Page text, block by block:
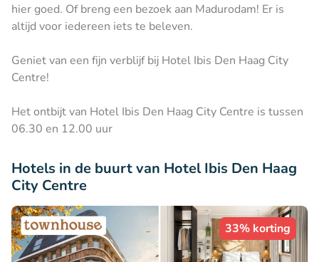
hier goed. Of breng een bezoek aan Madurodam! Er is
altijd voor iedereen iets te beleven.
Geniet van een fijn verblijf bij Hotel Ibis Den Haag City
Centre!
Het ontbijt van ​Hotel Ibis Den Haag City Centre is tussen
06.30 en 12.00 uur
Hotels in de buurt van Hotel Ibis Den Haag
City Centre
33% korting